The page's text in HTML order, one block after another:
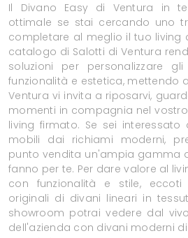
Il Divano Easy di Ventura in
ottimale se stai cercando uno
completare al meglio il tuo living
catalogo di Salotti di Ventura
soluzioni per personalizzare
funzionalità e estetica, mettendo
Ventura vi invita a riposarvi,
momenti in compagnia nel
living firmato. Se sei
mobili dai richiami moderni,
punto vendita un'ampia gamma
fanno per te. Per dare valore al
con funzionalità e stile,
originali di divani lineari in
showroom potrai vedere dal
dell'azienda con divani moderni